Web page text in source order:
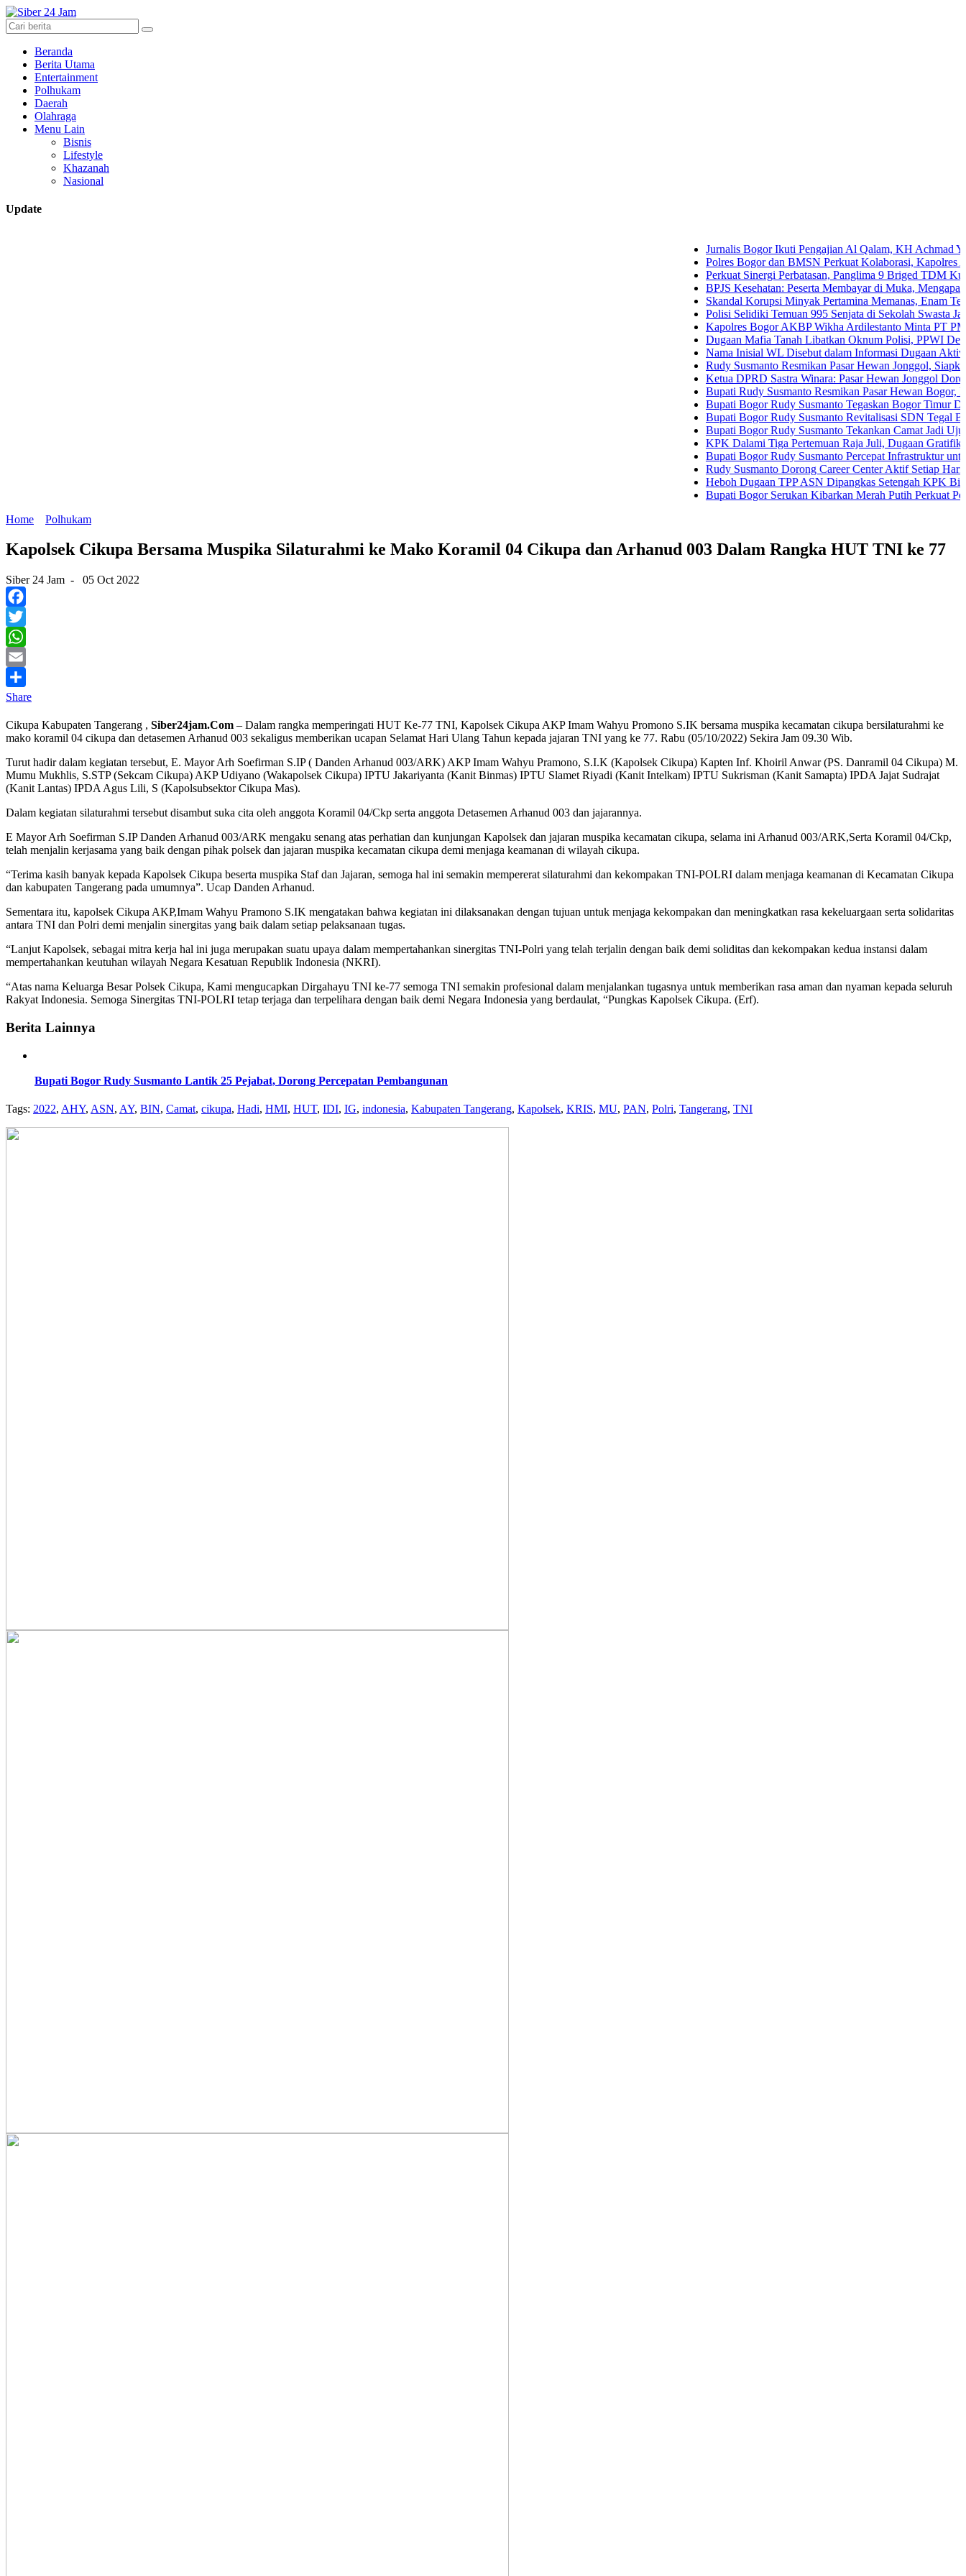
Beranda
Berita Utama
Entertainment
Polhukam
Daerah
Olahraga
Menu Lain
Bisnis
Lifestyle
Khazanah
Nasional
Update
Jurnalis Bogor Ikuti Pengajian Al Qalam, KH Achmad Yaudin
Polres Bogor dan BMSN Perkuat Kolaborasi, Kapolres Ajak
Perkuat Sinergi Perbatasan, Panglima 9 Briged TDM Kunjungi
BPJS Kesehatan: Peserta Membayar di Muka, Mengapa
Skandal Korupsi Minyak Pertamina Memanas, Enam
Polisi Selidiki Temuan 995 Senjata di Sekolah Swasta Jakarta
Kapolres Bogor AKBP Wikha Ardilestanto Minta PT PMC
Dugaan Mafia Tanah Libatkan Oknum Polisi, PPWI Desak
Nama Inisial WL Disebut dalam Informasi Dugaan Aktivitas
Rudy Susmanto Resmikan Pasar Hewan Jonggol, Siapkan
Ketua DPRD Sastra Winara: Pasar Hewan Jonggol Dorong
Bupati Rudy Susmanto Resmikan Pasar Hewan Bogor,
Bupati Bogor Rudy Susmanto Tegaskan Bogor Timur
Bupati Bogor Rudy Susmanto Revitalisasi SDN Tegal
Bupati Bogor Rudy Susmanto Tekankan Camat Jadi Ujung
KPK Dalami Tiga Pertemuan Raja Juli, Dugaan Gratifikasi
Bupati Bogor Rudy Susmanto Percepat Infrastruktur untuk
Rudy Susmanto Dorong Career Center Aktif Setiap Hari
Heboh Dugaan TPP ASN Dipangkas Setengah KPK Bidik
Bupati Bogor Serukan Kibarkan Merah Putih Perkuat
Home
Polhukam
Kapolsek Cikupa Bersama Muspika Silaturahmi ke Mako Koramil 04 Cikupa dan Arhanud 003 Dalam Rangka HUT TNI ke 77
Siber 24 Jam - 05 Oct 2022
Facebook
Twitter
WhatsApp
Email
Share
Cikupa Kabupaten Tangerang , Siber24jam.Com – Dalam rangka memperingati HUT Ke-77 TNI, Kapolsek Cikupa AKP Imam Wahyu Promono S.IK bersama muspika kecamatan cikupa bersilaturahmi ke
mako koramil 04 cikupa dan detasemen Arhanud 003 sekaligus memberikan ucapan Selamat Hari Ulang Tahun kepada jajaran TNI yang ke 77. Rabu (05/10/2022) Sekira Jam 09.30 Wib.
Turut hadir dalam kegiatan tersebut, E. Mayor Arh Soefirman S.IP ( Danden Arhanud 003/ARK) AKP Imam Wahyu Pramono, S.I.K (Kapolsek Cikupa) Kapten Inf. Khoiril Anwar (PS. Danramil 04 Cikupa) M.
Mumu Mukhlis, S.STP (Sekcam Cikupa) AKP Udiyano (Wakapolsek Cikupa) IPTU Jakariyanta (Kanit Binmas) IPTU Slamet Riyadi (Kanit Intelkam) IPTU Sukrisman (Kanit Samapta) IPDA Jajat Sudrajat
(Kanit Lantas) IPDA Agus Lili, S (Kapolsubsektor Cikupa Mas).
Dalam kegiatan silaturahmi tersebut disambut suka cita oleh anggota Koramil 04/Ckp serta anggota Detasemen Arhanud 003 dan jajarannya.
E Mayor Arh Soefirman S.IP Danden Arhanud 003/ARK mengaku senang atas perhatian dan kunjungan Kapolsek dan jajaran muspika kecamatan cikupa, selama ini Arhanud 003/ARK,Serta Koramil 04/Ckp,
telah menjalin kerjasama yang baik dengan pihak polsek dan jajaran muspika kecamatan cikupa demi menjaga keamanan di wilayah cikupa.
“Terima kasih banyak kepada Kapolsek Cikupa beserta muspika Staf dan Jajaran, semoga hal ini semakin mempererat silaturahmi dan kekompakan TNI-POLRI dalam menjaga keamanan di Kecamatan Cikupa
dan kabupaten Tangerang pada umumnya”. Ucap Danden Arhanud.
Sementara itu, kapolsek Cikupa AKP,Imam Wahyu Pramono S.IK mengatakan bahwa kegiatan ini dilaksanakan dengan tujuan untuk menjaga kekompakan dan meningkatkan rasa kekeluargaan serta solidaritas
antara TNI dan Polri demi menjalin sinergitas yang baik dalam setiap pelaksanaan tugas.
“Lanjut Kapolsek, sebagai mitra kerja hal ini juga merupakan suatu upaya dalam mempertahankan sinergitas TNI-Polri yang telah terjalin dengan baik demi soliditas dan kekompakan kedua instansi dalam
mempertahankan keutuhan wilayah Negara Kesatuan Republik Indonesia (NKRI).
“Atas nama Keluarga Besar Polsek Cikupa, Kami mengucapkan Dirgahayu TNI ke-77 semoga TNI semakin profesional dalam menjalankan tugasnya untuk memberikan rasa aman dan nyaman kepada seluruh
Rakyat Indonesia. Semoga Sinergitas TNI-POLRI tetap terjaga dan terpelihara dengan baik demi Negara Indonesia yang berdaulat, “Pungkas Kapolsek Cikupa. (Erf).
Berita Lainnya
Bupati Bogor Rudy Susmanto Lantik 25 Pejabat, Dorong Percepatan Pembangunan
Tags: 2022, AHY, ASN, AY, BIN, Camat, cikupa, Hadi, HMI, HUT, IDI, IG, indonesia, Kabupaten Tangerang, Kapolsek, KRIS, MU, PAN, Polri, Tangerang, TNI